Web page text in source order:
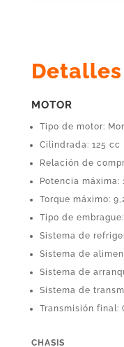
MOTOR
Tipo de motor:
Cilindrada: 125 cc
Relación de
Potencia máxima:
Torque máximo:
Tipo de
Sistema de
Sistema de
Sistema de
Sistema de
Transmisión final:
CHASIS